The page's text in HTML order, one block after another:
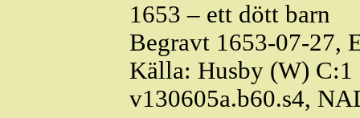
1653 – ett dött barn
Begravt 1653-07-27,
Källa: Husby (W)
v130605a.b60.s4,